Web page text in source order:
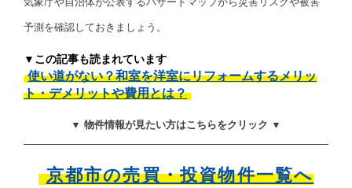
予測を確認しておきましょう。
▼この記事も読まれています
使い道がない？和室を洋室にリフォームするメリッ
ト・デメリットや費用とは？
▼ 物件情報が見たい方はこちらをクリック ▼
京都市の売買・投資物件一覧へ